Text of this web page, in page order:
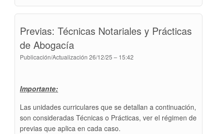
SEMESTRE
RRII
Previas: Técnicas Notariales y Prácticas
de Abogacía
Publicación/Actualización 26/12/25 – 15:42
Importante:
Las unidades curriculares que se detallan a continuación,
son consideradas Técnicas o Prácticas, ver el régimen de
previas que aplica en cada caso.